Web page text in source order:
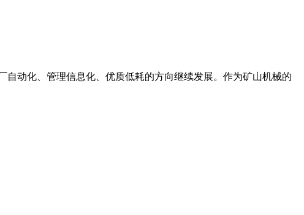
动化、管理信息化、优质低耗的方向继续发展。作为矿山机械的